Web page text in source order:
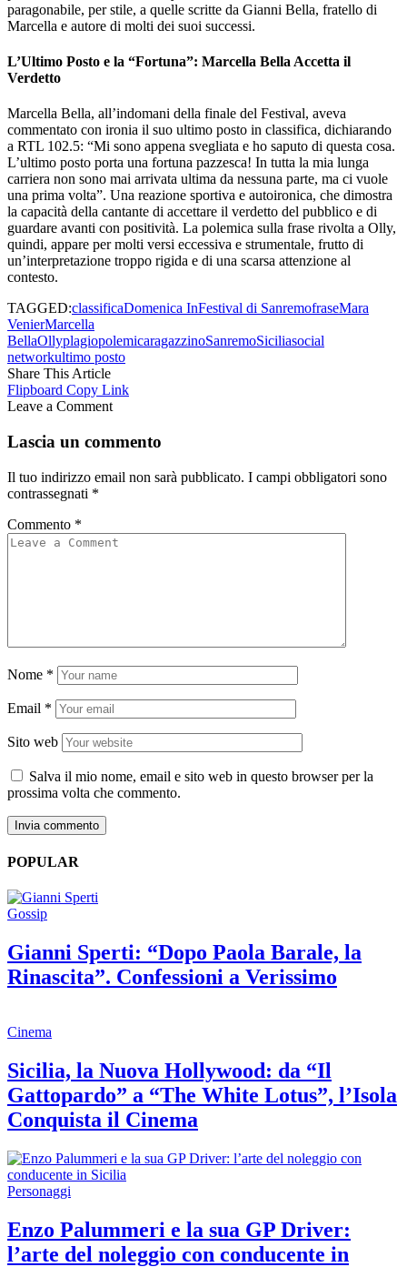
paragonabile, per stile, a quelle scritte da Gianni Bella, fratello di
Marcella e autore di molti dei suoi successi.
L’Ultimo Posto e la “Fortuna”: Marcella Bella Accetta il
Verdetto
Marcella Bella, all’indomani della finale del Festival, aveva
commentato con ironia il suo ultimo posto in classifica, dichiarando
a RTL 102.5: “Mi sono appena svegliata e ho saputo di questa cosa.
L’ultimo posto porta una fortuna pazzesca! In tutta la mia lunga
carriera non sono mai arrivata ultima da nessuna parte, ma ci vuole
una prima volta”. Una reazione sportiva e autoironica, che dimostra
la capacità della cantante di accettare il verdetto del pubblico e di
guardare avanti con positività. La polemica sulla frase rivolta a Olly,
quindi, appare per molti versi eccessiva e strumentale, frutto di
un’interpretazione troppo rigida e di una scarsa attenzione al
contesto.
TAGGED:classificaDomenica InFestival di SanremofraseMara
VenierMarcella
BellaOllyplagiopolemicaragazzinoSanremoSiciliasocial
networkultimo posto
Share This Article
Flipboard Copy Link
Leave a Comment
Lascia un commento
Il tuo indirizzo email non sarà pubblicato. I campi obbligatori sono
contrassegnati *
Commento *
Nome *
Email *
Sito web
Salva il mio nome, email e sito web in questo browser per la
prossima volta che commento.
POPULAR
Gossip
Gianni Sperti: “Dopo Paola Barale, la
Rinascita”. Confessioni a Verissimo
Cinema
Sicilia, la Nuova Hollywood: da “Il
Gattopardo” a “The White Lotus”, l’Isola
Conquista il Cinema
Personaggi
Enzo Palummeri e la sua GP Driver:
l’arte del noleggio con conducente in